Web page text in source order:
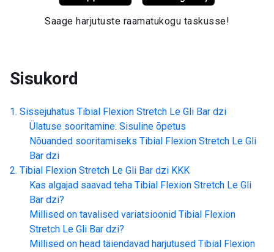
Saage harjutuste raamatukogu taskusse!
Sisukord
Sissejuhatus Tibial Flexion Stretch Le Gli Bar dzi
Ülatuse sooritamine: Sisuline õpetus
Nõuanded sooritamiseks Tibial Flexion Stretch Le Gli
Bar dzi
Tibial Flexion Stretch Le Gli Bar dzi KKK
Kas algajad saavad teha Tibial Flexion Stretch Le Gli
Bar dzi?
Millised on tavalised variatsioonid Tibial Flexion
Stretch Le Gli Bar dzi?
Millised on head täiendavad harjutused Tibial Flexion